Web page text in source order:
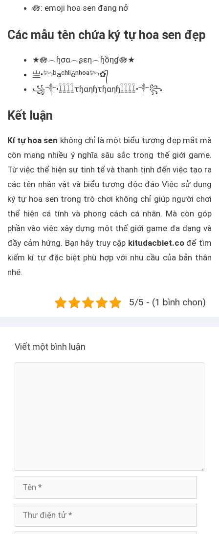
🪷: emoji hoa sen đang nở
Các mẫu tên chứa ký tự hoa sen đẹp
★🪷︵ɧσα︵ʂεη︵ɧồηɠ🪷★
亗•𓆸ᵇạᶜʰˡⁱêⁿʰᵒᵃ𓆸✿᭄
꧁༒•𓆼𓆼𓆼𓆼τɧαηɧτɧαηɧ𓆼𓆼𓆼𓆼•༒꧂
Kết luận
Kí tự hoa sen không chỉ là một biểu tượng đẹp mắt mà
còn mang nhiều ý nghĩa sâu sắc trong thế giới game.
Từ việc thể hiện sự tinh tế và thanh tịnh đến việc tạo ra
các tên nhân vật và biểu tượng độc đáo Việc sử dụng
ký tự hoa sen trong trò chơi không chỉ giúp người chơi
thể hiện cá tính và phong cách cá nhân. Mà còn góp
phần vào việc xây dựng một thế giới game đa dạng và
đầy cảm hứng. Bạn hãy truy cập kitudacbiet.cođể tìm
kiếm kí tự đặc biệt phù hợp với nhu cầu của bản thân
nhé.
5/5 - (1 bình chọn)
Viết một bình luận